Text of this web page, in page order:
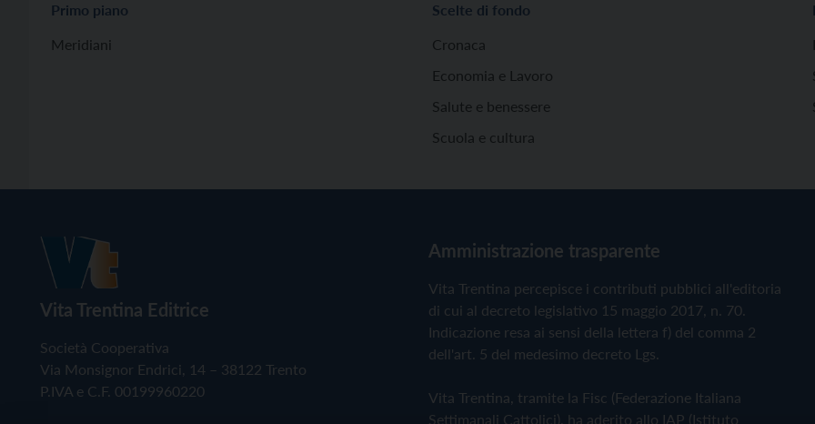
Primo piano
Meridiani
Scelte di fondo
Cronaca
Economia e Lavoro
Salute e benessere
Scuola e cultura
Vita Trentina Editrice
Società Cooperativa
Via Monsignor Endrici, 14 – 38122 Trento
P.IVA e C.F. 00199960220
Amministrazione trasparente
Vita Trentina percepisce i contributi pubblici all'editoria
di cui al decreto legislativo 15 maggio 2017, n. 70.
Indicazione resa ai sensi della lettera f) del comma 2
dell'art. 5 del medesimo decreto Lgs.
Vita Trentina, tramite la Fisc (Federazione Italiana
Settimanali Cattolici), ha aderito allo IAP (Istituto